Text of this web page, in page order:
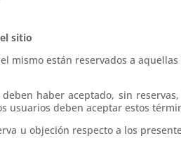
sitio
mismo están reservados a
haber aceptado, sin
usuarios deben aceptar estos
u objeción respecto a los